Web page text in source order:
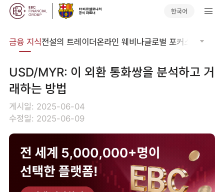
한국어
금융 지식전설의 트레이더온라인 웨비나글로벌 포커스 기술적
USD/MYR: 이 외환 통화쌍을 분석하고 거
래하는 방법
게시일: 2025-06-04
수정일: 2025-06-09